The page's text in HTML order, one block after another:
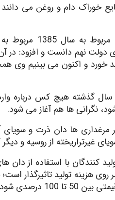
خوراک دام و روغن می دانند
وی زمان توقف تولید
نهم دانست و افزود: در آن
خورد و اکنون می بینیم وی
قره یاضی اضافه کرد: سوال این است که چرا طی 10 سال
نگرانی ها هم آغاز می شود.
ها دان ذرت و سویای
از روسیه و دیگر
درصدی شود.